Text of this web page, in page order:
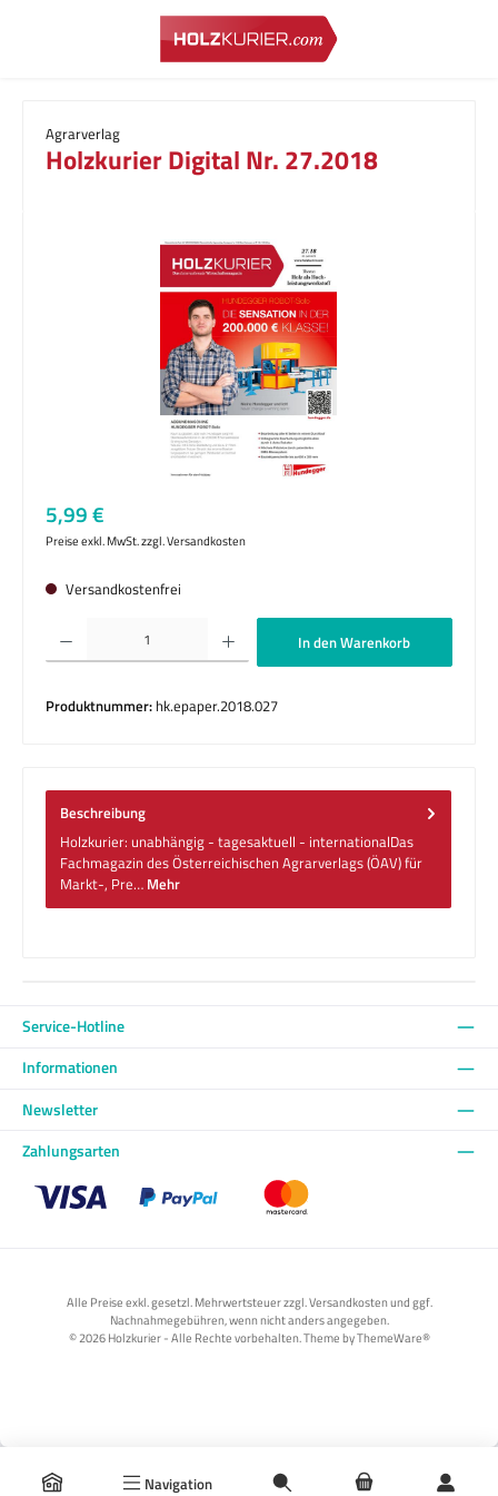
Zum Hauptinhalt springen
Navigation
Agrarverlag
Holzkurier Digital Nr. 27.2018
Bildergalerie überspringen
Regulärer Preis:
5,99 €
Preise exkl. MwSt. zzgl. Versandkosten
Versandkostenfrei
Produkt Anzahl: Gib den gewünschten Wert ein oder benutze die Schaltflächen um
In den Warenkorb
Produktnummer: hk.epaper.2018.027
Beschreibung
Holzkurier: unabhängig - tagesaktuell - internationalDas
Fachmagazin des Österreichischen Agrarverlags (ÖAV) für
Markt-, Pre… Mehr
Service-Hotline
Informationen
Newsletter
Zahlungsarten
Alle Preise exkl. gesetzl. Mehrwertsteuer zzgl. Versandkosten und ggf.
Nachnahmegebühren, wenn nicht anders angegeben.
© 2026 Holzkurier - Alle Rechte vorbehalten. Theme byThemeWare®